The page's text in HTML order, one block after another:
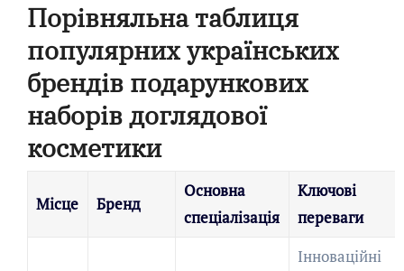
Порівняльна таблиця
популярних українських
брендів подарункових
наборів доглядової
косметики
Місце Бренд
Основна
спеціалізація
Ключові
переваги
Інноваційні